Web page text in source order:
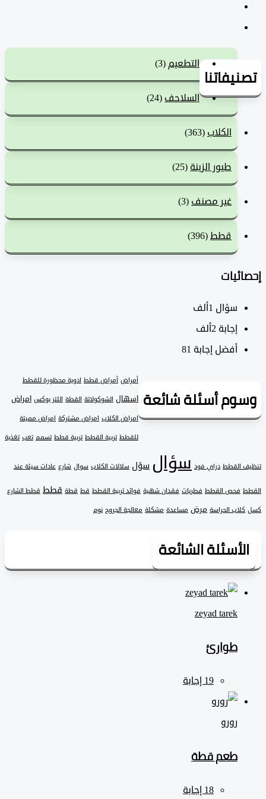
التطعيم(3)
السلاحف(24)
الكلاب(363)
طيور الزينة(25)
غير مصنف(3)
قطط (396)
سؤال1ألف
‫إجابة 2ألف
أفضل إجابة 81
أسئلة شائعة
أمراض قطط ادوية محظورة للقطط
اسهال الشوكولاتة القطة اللتر بوكس امراض
امراض الكلاب امراض مشتركة امراض مميتة
تربية القطط تربية قطط تسمم تعب تغذية
القطط دراي فود سؤالسؤل سلالات الكلاب سوال شارع عادات سيئة عند
فحص القطط فطريات فقدان شهية فوائد تربية القطط قط قطة قطط قطط الشارع
الحراسة مرض مساعدة مشكلة معالجة الجروح نوم
الشائعة
zeyad ‎tarek
طوارئ
طعم قطة